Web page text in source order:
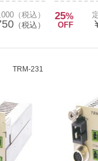
（税込）
（税込）
25%
OFF
TRM-231